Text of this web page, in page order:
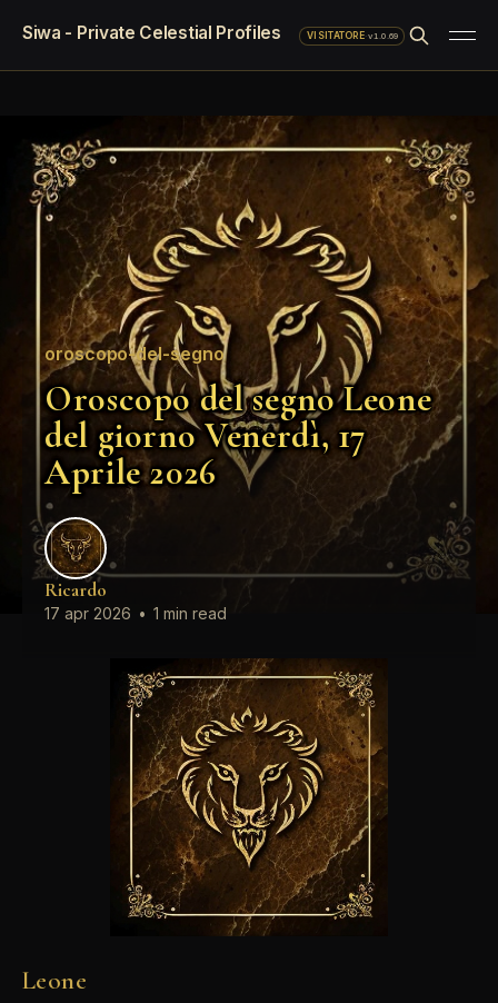
Siwa - Private Celestial Profiles VISITATORE·v1.0.69
oroscopo-del-segno
Oroscopo del segno Leone
del giorno Venerdì, 17
Aprile 2026
Ricardo
17 apr 2026 • 1 min read
Leone